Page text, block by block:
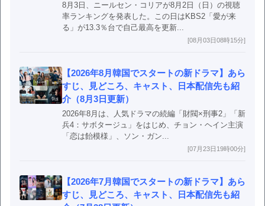
8月3日、ニールセン・コリアが8月2日（日）の視聴
率ランキングを発表した。この日はKBS2「愛が来
る」が13.3％台で自己最高を更新...
[08月03日08時15分]
【2026年8月韓国でスタートの新ドラマ】あら
すじ、見どころ、キャスト、日本配信先も紹
介（8月3日更新）
2026年8月は、人気ドラマの続編「財閥×刑事2」「新
兵4：サボタージュ」をはじめ、チョン・ヘイン主演
「恋は飴模様」、ソン・ガン...
[07月23日19時00分]
【2026年7月韓国でスタートの新ドラマ】あら
すじ、見どころ、キャスト、日本配信先も紹